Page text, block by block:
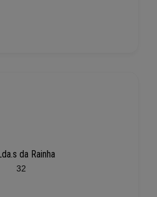
da Rainha
32